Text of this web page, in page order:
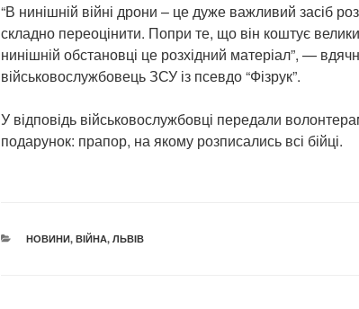
“В нинішній війні дрони – це дуже важливий засіб
складно переоцінити. Попри те, що він коштує
нинішній обстановці це розхідний матеріал”, —
військовослужбовець ЗСУ із псевдо “Фізрук”.
У відповідь військовослужбовці передали
подарунок: прапор, на якому розписались всі бійці.
КАТЕГОРІЇ
НОВИНИ, ВІЙНА, ЛЬВІВ